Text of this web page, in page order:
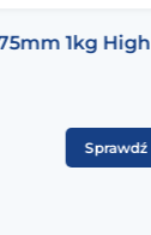
1kg High
Sprawdź